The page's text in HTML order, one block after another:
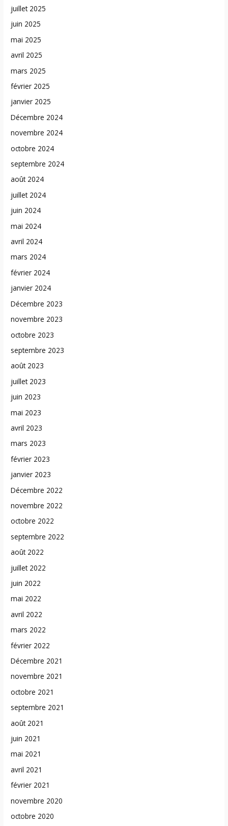
juillet 2025
juin 2025
mai 2025
avril 2025
mars 2025
février 2025
janvier 2025
Décembre 2024
novembre 2024
octobre 2024
septembre 2024
août 2024
juillet 2024
juin 2024
mai 2024
avril 2024
mars 2024
février 2024
janvier 2024
Décembre 2023
novembre 2023
octobre 2023
septembre 2023
août 2023
juillet 2023
juin 2023
mai 2023
avril 2023
mars 2023
février 2023
janvier 2023
Décembre 2022
novembre 2022
octobre 2022
septembre 2022
août 2022
juillet 2022
juin 2022
mai 2022
avril 2022
mars 2022
février 2022
Décembre 2021
novembre 2021
octobre 2021
septembre 2021
août 2021
juin 2021
mai 2021
avril 2021
février 2021
novembre 2020
octobre 2020